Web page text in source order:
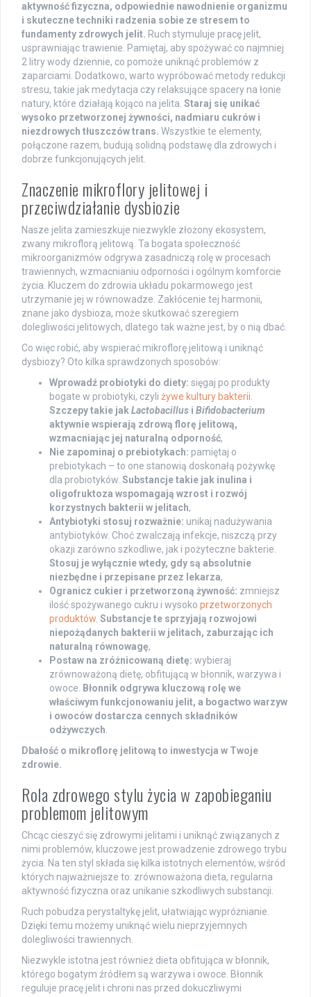
aktywność fizyczna, odpowiednie nawodnienie organizmu
i skuteczne techniki radzenia sobie ze stresem to
fundamenty zdrowych jelit. Ruch stymuluje pracę jelit,
usprawniając trawienie. Pamiętaj, aby spożywać co najmniej
2 litry wody dziennie, co pomoże uniknąć problemów z
zaparciami. Dodatkowo, warto wypróbować metody redukcji
stresu, takie jak medytacja czy relaksujące spacery na łonie
natury, które działają kojąco na jelita. Staraj się unikać
wysoko przetworzonej żywności, nadmiaru cukrów i
niezdrowych tłuszczów trans. Wszystkie te elementy,
połączone razem, budują solidną podstawę dla zdrowych i
dobrze funkcjonujących jelit.
Znaczenie mikroflory jelitowej i
przeciwdziałanie dysbiozie
Nasze jelita zamieszkuje niezwykle złożony ekosystem,
zwany mikroflorą jelitową. Ta bogata społeczność
mikroorganizmów odgrywa zasadniczą rolę w procesach
trawiennych, wzmacnianiu odporności i ogólnym komforcie
życia. Kluczem do zdrowia układu pokarmowego jest
utrzymanie jej w równowadze. Zakłócenie tej harmonii,
znane jako dysbioza, może skutkować szeregiem
dolegliwości jelitowych, dlatego tak ważne jest, by o nią dbać.
Co więc robić, aby wspierać mikroflorę jelitową i uniknąć
dysbiozy? Oto kilka sprawdzonych sposobów:
Wprowadź probiotyki do diety: sięgaj po produkty
bogate w probiotyki, czyli żywe kultury bakterii.
Szczepy takie jakLactobacillus i Bifidobacterium
aktywnie wspierają zdrową florę jelitową,
wzmacniając jej naturalną odporność,
Nie zapominaj o prebiotykach: pamiętaj o
prebiotykach – to one stanowią doskonałą pożywkę
dla probiotyków. Substancje takie jak inulina i
oligofruktoza wspomagają wzrost i rozwój
korzystnych bakterii w jelitach,
Antybiotyki stosuj rozważnie: unikaj nadużywania
antybiotyków. Choć zwalczają infekcje, niszczą przy
okazji zarówno szkodliwe, jak i pożyteczne bakterie.
Stosuj je wyłącznie wtedy, gdy są absolutnie
niezbędne i przepisane przez lekarza,
Ogranicz cukier i przetworzoną żywność: zmniejsz
ilość spożywanego cukru i wysoko przetworzonych
produktów. Substancje te sprzyjają rozwojowi
niepożądanych bakterii w jelitach, zaburzając ich
naturalną równowagę,
Postaw na zróżnicowaną dietę: wybieraj
zrównoważoną dietę, obfitującą w błonnik, warzywa i
owoce. Błonnik odgrywa kluczową rolę we
właściwym funkcjonowaniu jelit, a bogactwo warzyw
i owoców dostarcza cennych składników
odżywczych.
Dbałość o mikroflorę jelitową to inwestycja w Twoje
zdrowie.
Rola zdrowego stylu życia w zapobieganiu
problemom jelitowym
Chcąc cieszyć się zdrowymi jelitami i uniknąć związanych z
nimi problemów, kluczowe jest prowadzenie zdrowego trybu
życia. Na ten styl składa się kilka istotnych elementów, wśród
których najważniejsze to: zrównoważona dieta, regularna
aktywność fizyczna oraz unikanie szkodliwych substancji.
Ruch pobudza perystaltykę jelit, ułatwiając wypróżnianie.
Dzięki temu możemy uniknąć wielu nieprzyjemnych
dolegliwości trawiennych.
Niezwykle istotna jest również dieta obfitująca w błonnik,
którego bogatym źródłem są warzywa i owoce. Błonnik
reguluje pracę jelit i chroni nas przed dokuczliwymi